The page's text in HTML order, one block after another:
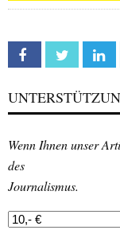
Facebook Twitter
Wenn Ihnen unser
des
Journalismus.